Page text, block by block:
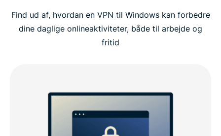
Videovejledning: Installer ExpressVPN på din
ExpressVPN-kompatibilitet med Windows
ExpressVPN vs. gratis VPN’er til computere
Find ud af, hvordan en VPN til Windows kan forbedre
dine daglige onlineaktiviteter, både til arbejde og
fritid